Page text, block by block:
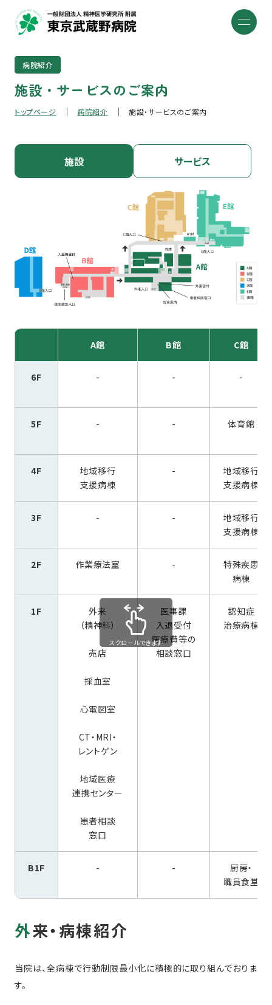
病院紹介
施設・サービスのご案内
トップページ 病院紹介 施設・サービスのご案内
施設 サービス
A館 B館 C館
6F - - -
5F - - 体育館
4F
地域移行
支援病棟
-
地域移行
支援病棟
3F - -
地域移行
支援病棟
2F 作業療法室 -
特殊疾患
病棟
1F
外来
（精神科）
売店
採血室
心電図室
CT・MRI・
レントゲン
地域医療
連携センター
患者相談
窓口
医事課
入退受付
医療費等の
相談窓口
認知症
治療病棟
B1F - -
厨房・
職員食堂
スクロールできます
外来・病棟紹介
当院は、全病棟で行動制限最小化に積極的に取り組んでおりま
す。